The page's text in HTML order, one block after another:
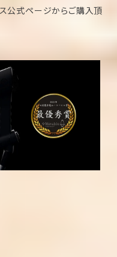
公式ページからご購入頂